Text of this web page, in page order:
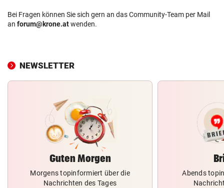
Bei Fragen können Sie sich gern an das Community-Team per Mail
an forum@krone.atwenden.
NEWSLETTER
Guten Morgen
Morgens topinformiert über die
Nachrichten des Tages
Abends